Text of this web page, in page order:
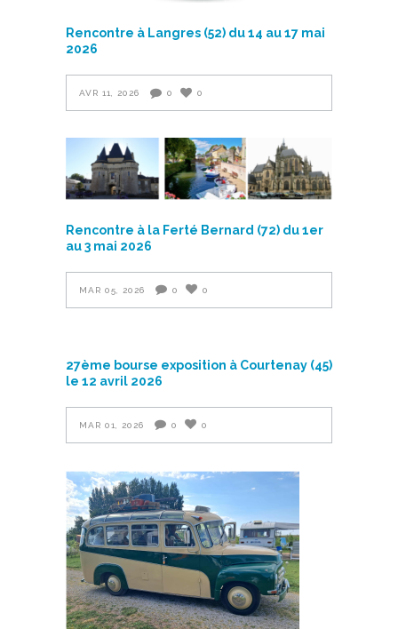
Rencontre à Langres (52) du 14 au 17 mai
2026
AVR 11, 2026 0 0
Rencontre à la Ferté Bernard (72) du 1er
au 3 mai 2026
MAR 05, 2026 0 0
27ème bourse exposition à Courtenay (45)
le 12 avril 2026
MAR 01, 2026 0 0